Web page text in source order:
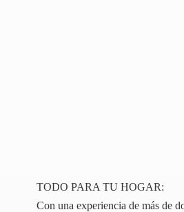
TODO PARA TU HOGAR:
Con una experiencia de más de